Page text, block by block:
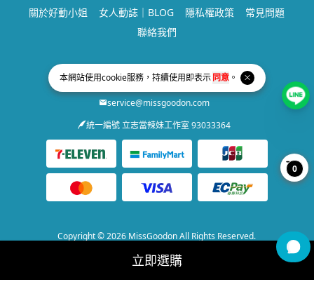
本網站使用cookie服務，持續使用即表示同意 。
立即選購
關於好動小姐 女人動誌｜BLOG 隱私權政策
常見問題
聯絡我們
Facebook pageInstagram page
Line page
service@missgoodon.com
統一編號 立志當辣妹工作室 93033364
Copyright © 2026 MissGoodon All Rights Reserved.
0